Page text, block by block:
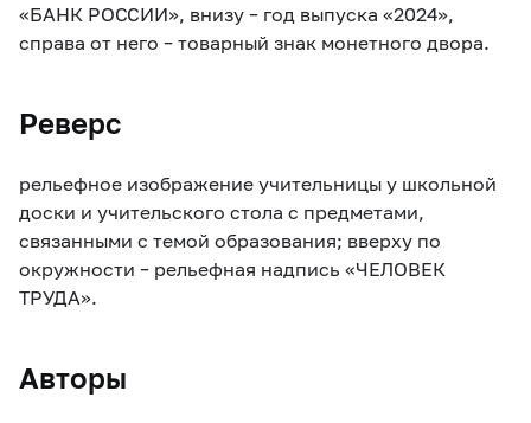
«БАНК РОССИИ», внизу – год выпуска «2024»,
справа от него – товарный знак монетного двора.
Реверс
рельефное изображение учительницы у школьной
доски и учительского стола с предметами,
связанными с темой образования; вверху по
окружности – рельефная надпись «ЧЕЛОВЕК
ТРУДА».
Авторы